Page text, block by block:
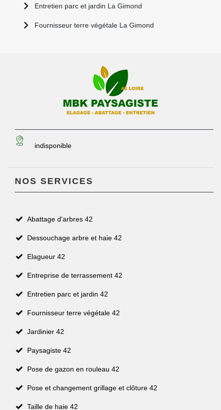
Entretien parc et jardin La Gimond
Fournisseur terre végétale La Gimond
indisponible
NOS SERVICES
Abattage d'arbres 42
Dessouchage arbre et haie 42
Elagueur 42
Entreprise de terrassement 42
Entretien parc et jardin 42
Fournisseur terre végétale 42
Jardinier 42
Paysagiste 42
Pose de gazon en rouleau 42
Pose et changement grillage et clôture 42
Taille de haie 42